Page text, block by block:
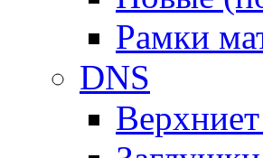
Рамки
DNS